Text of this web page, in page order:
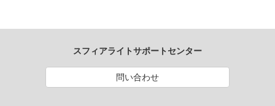
スフィアライトサポートセンター
問い合わせ